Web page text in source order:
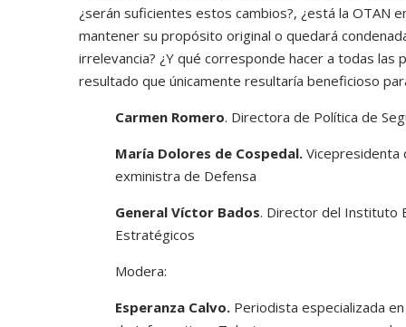
¿serán suficientes estos cambios?, ¿está la OTAN
mantener su propósito original o quedará
irrelevancia? ¿Y qué corresponde hacer a todas las
resultado que únicamente resultaría beneficioso
Carmen Romero. Directora de Política de
María Dolores de Cospedal. Vicepresidenta
exministra de Defensa
General Víctor Bados. Director del Instituto
Estratégicos
Modera:
Esperanza Calvo. Periodista especializada